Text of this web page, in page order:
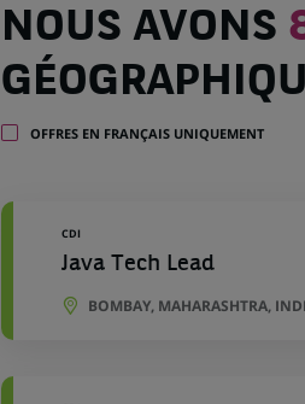
Nous
avons
813
offres
28
NOUS AVONS
OFFRES EN FRANÇAIS UNIQUEMENT
CDI
Java Tech Lead
BOMBAY, MAHARASHTRA,